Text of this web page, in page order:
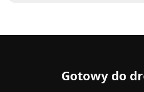
Gotowy do